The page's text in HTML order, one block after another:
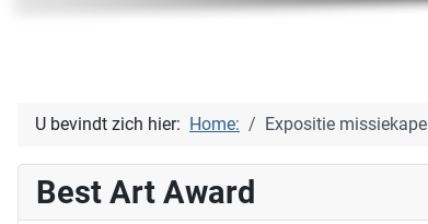
U bevindt zich hier: Home: Expositie missiekapel
Best Art Award